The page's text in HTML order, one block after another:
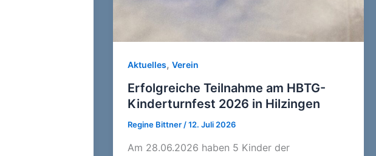
Aktuelles, Verein
Erfolgreiche Teilnahme am HBTG-
Kinderturnfest 2026 in Hilzingen
Regine Bittner /12. Juli 2026
Am 28.06.2026 haben 5 Kinder der